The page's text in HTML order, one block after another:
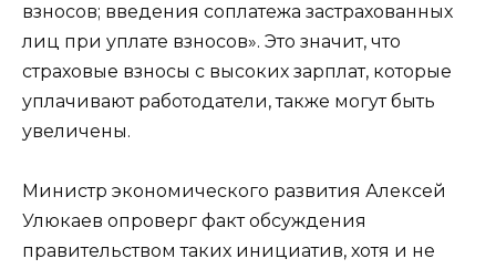
взносов; введения соплатежа застрахованных
лиц при уплате взносов». Это значит, что
страховые взносы с высоких зарплат, которые
уплачивают работодатели, также могут быть
увеличены.
Министр экономического развития Алексей
Улюкаев опроверг факт обсуждения
правительством таких инициатив, хотя и не